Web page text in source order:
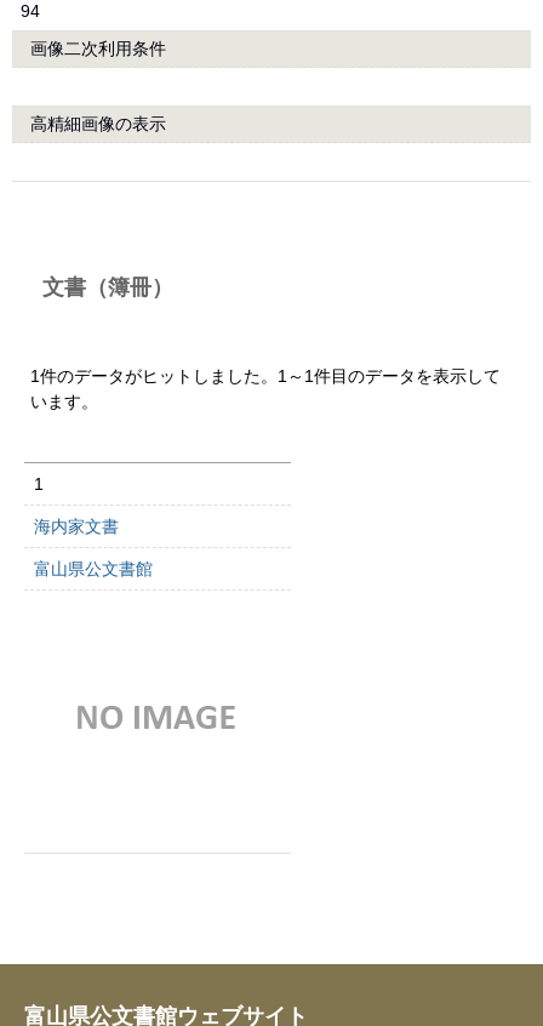
94
画像二次利用条件
高精細画像の表示
文書（簿冊）
1件のデータがヒットしました。1～1件目のデータを表示して
います。
1
海内家文書
富山県公文書館
富山県公文書館ウェブサイト